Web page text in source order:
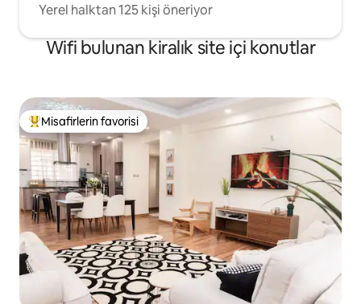
Yerel halktan 125 kişi öneriyor
Wifi bulunan kiralık site içi konutlar
Misafirlerin favorilerinden en beğenilenler arasında
Misafirlerin favorisi